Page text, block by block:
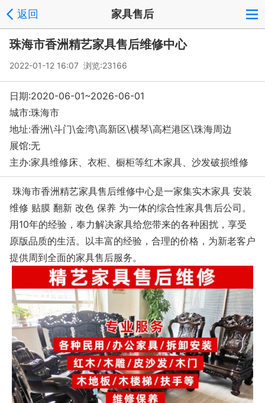
返回 家具售后
珠海市香洲精艺家具售后维修中心
2022-01-12 16:07 浏览:23166
日期:2020-06-01~2026-06-01
城市:珠海市
地址:香洲\斗门\金湾\高新区\横琴\高栏港区\珠海周边
展馆:无
主办:家具维修床、衣柜、橱柜等红木家具、沙发破损维修
珠海市香洲精艺家具售后维修中心是一家集实木家具 安装
维修 贴膜 翻新 改色 保养 为一体的综合性家具售后公司。
用10年的经验，奉力解决家具给您带来的各种困扰，享受
原版品质的生活。以丰富的经验，合理的价格，为新老客户
提供周到全面的家具售后服务。